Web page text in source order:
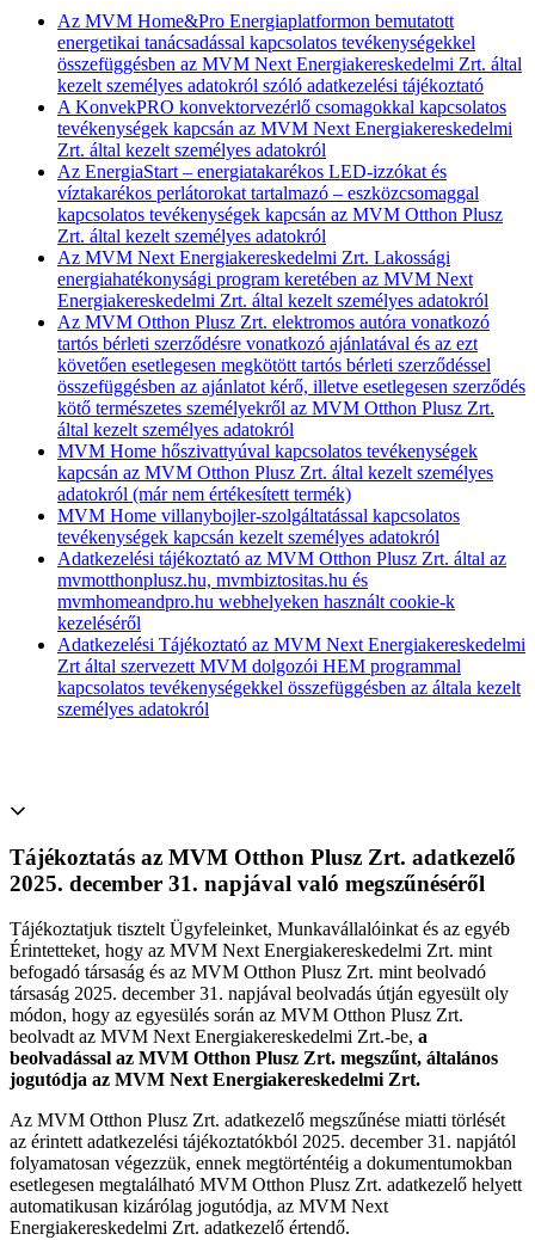
Az MVM Home&Pro Energiaplatformon bemutatott
energetikai tanácsadással kapcsolatos tevékenységekkel
összefüggésben az MVM Next Energiakereskedelmi Zrt. által
kezelt személyes adatokról szóló adatkezelési tájékoztató
A KonvekPRO konvektorvezérlő csomagokkal kapcsolatos
tevékenységek kapcsán az MVM Next Energiakereskedelmi
Zrt. által kezelt személyes adatokról
Az EnergiaStart – energiatakarékos LED-izzókat és
víztakarékos perlátorokat tartalmazó – eszközcsomaggal
kapcsolatos tevékenységek kapcsán az MVM Otthon Plusz
Zrt. által kezelt személyes adatokról
Az MVM Next Energiakereskedelmi Zrt. Lakossági
energiahatékonysági program keretében az MVM Next
Energiakereskedelmi Zrt. által kezelt személyes adatokról
Az MVM Otthon Plusz Zrt. elektromos autóra vonatkozó
tartós bérleti szerződésre vonatkozó ajánlatával és az ezt
követően esetlegesen megkötött tartós bérleti szerződéssel
összefüggésben az ajánlatot kérő, illetve esetlegesen szerződés
kötő természetes személyekről az MVM Otthon Plusz Zrt.
által kezelt személyes adatokról
MVM Home hőszivattyúval kapcsolatos tevékenységek
kapcsán az MVM Otthon Plusz Zrt. által kezelt személyes
adatokról (már nem értékesített termék)
MVM Home villanybojler-szolgáltatással kapcsolatos
tevékenységek kapcsán kezelt személyes adatokról
Adatkezelési tájékoztató az MVM Otthon Plusz Zrt. által az
mvmotthonplusz.hu, mvmbiztositas.hu és
mvmhomeandpro.hu webhelyeken használt cookie-k
kezeléséről
Adatkezelési Tájékoztató az MVM Next Energiakereskedelmi
Zrt által szervezett MVM dolgozói HEM programmal
kapcsolatos tevékenységekkel összefüggésben az általa kezelt
személyes adatokról
Tájékoztatás az MVM Otthon Plusz Zrt. adatkezelő
2025. december 31. napjával való megszűnéséről
Tájékoztatjuk tisztelt Ügyfeleinket, Munkavállalóinkat és az egyéb
Érintetteket, hogy az MVM Next Energiakereskedelmi Zrt. mint
befogadó társaság és az MVM Otthon Plusz Zrt. mint beolvadó
társaság 2025. december 31. napjával beolvadás útján egyesült oly
módon, hogy az egyesülés során az MVM Otthon Plusz Zrt.
beolvadt az MVM Next Energiakereskedelmi Zrt.-be, a
beolvadással az MVM Otthon Plusz Zrt. megszűnt, általános
jogutódja az MVM Next Energiakereskedelmi Zrt.
Az MVM Otthon Plusz Zrt. adatkezelő megszűnése miatti törlését
az érintett adatkezelési tájékoztatókból 2025. december 31. napjától
folyamatosan végezzük, ennek megtörténtéig a dokumentumokban
esetlegesen megtalálható MVM Otthon Plusz Zrt. adatkezelő helyett
automatikusan kizárólag jogutódja, az MVM Next
Energiakereskedelmi Zrt. adatkezelő értendő.